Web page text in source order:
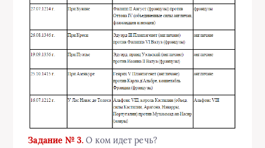
Задание № 3. О ком идет речь?